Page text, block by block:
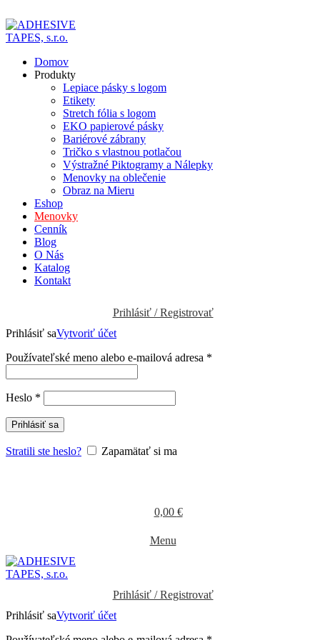
Domov
Produkty
Lepiace pásky s logom
Etikety
Stretch fólia s logom
EKO papierové pásky
Bariérové zábrany
Tričko s vlastnou potlačou
Výstražné Piktogramy a Nálepky
Menovky na oblečenie
Obraz na Mieru
Eshop
Menovky
Cenník
Blog
O Nás
Katalog
Kontakt
Prihlásiť / Registrovať
Prihlásiť saVytvoriť účet
Používateľské meno alebo e-mailová adresa *
Heslo *
Prihlásiť sa
Stratili ste heslo? Zapamätať si ma
0,00 €
Menu
Prihlásiť / Registrovať
Prihlásiť saVytvoriť účet